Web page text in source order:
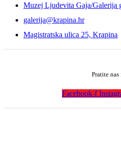
Muzej Ljudevita Gaja/Galerija
galerija@krapina.hr
Magistratska ulica 25, Krapina
Pratite nas
Facebook-f